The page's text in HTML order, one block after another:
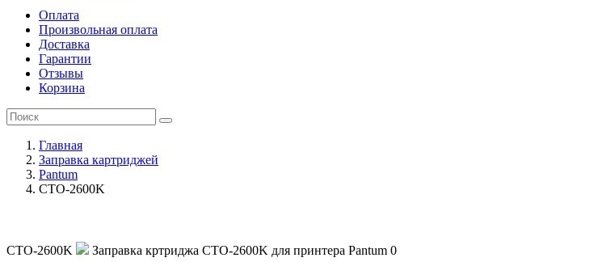
Оплата
Произвольная оплата
Доставка
Гарантии
Отзывы
Корзина
Главная
Заправка картриджей
Pantum
CTO-2600K
CTO-2600K Заправка кртриджа CTO-2600K для принтера Pantum 0